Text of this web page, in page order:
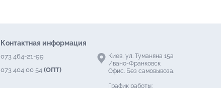
Контактная информация
073 464-21-99
073 404 00 54 (ОПТ)
Киев, ул. Туманяна 15а
Ивано-Франковск
Офис. Без самовывоза.
График работы: